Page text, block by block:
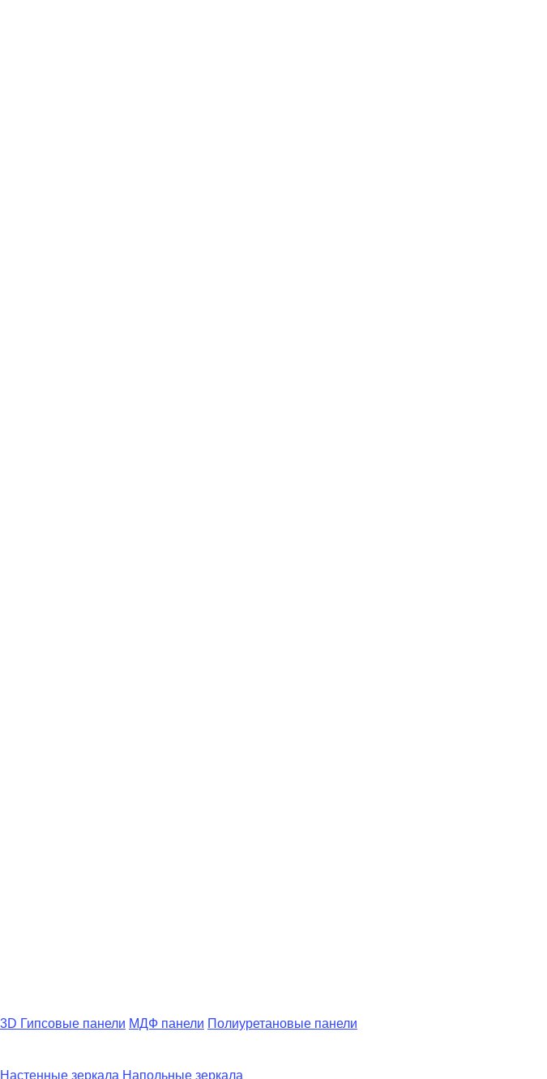
3D Гипсовые панели МДФ панели Полиуретановые панели
Настенные зеркала Напольные зеркала